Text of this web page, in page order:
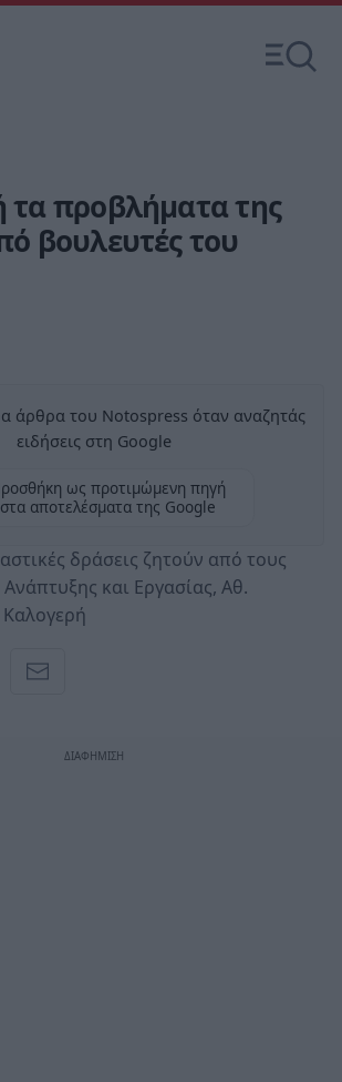
τα προβλήματα της
βουλευτές του
άρθρα του Notospress όταν αναζητάς
ειδήσεις στη Google
ως προτιμώμενη πηγή
στα αποτελέσματα της Google
δράσεις ζητούν από τους
και Εργασίας, Αθ.